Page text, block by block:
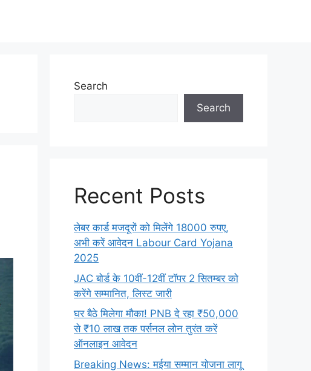
Search
Search
Recent Posts
लेबर कार्ड मजदूरों को मिलेंगे 18000 रुपए,
अभी करें आवेदन Labour Card Yojana
2025
JAC बोर्ड के 10वीं-12वीं टॉपर 2 सितम्बर को
करेंगे सम्मानित, लिस्ट जारी
घर बैठे मिलेगा मौका! PNB दे रहा ₹50,000
से ₹10 लाख तक पर्सनल लोन तुरंत करें
ऑनलाइन आवेदन
Breaking News: मईया सम्मान योजना लागू